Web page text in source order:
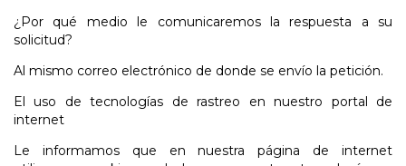
¿Por qué medio le comunicaremos la respuesta a su
solicitud?
Al mismo correo electrónico de donde se envío la petición.
El uso de tecnologías de rastreo en nuestro portal de
internet
Le informamos que en nuestra página de internet